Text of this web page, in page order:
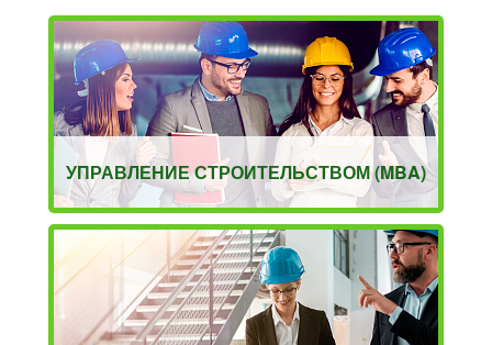
УПРАВЛЕНИЕ СТРОИТЕЛЬСТВОМ (MBA)